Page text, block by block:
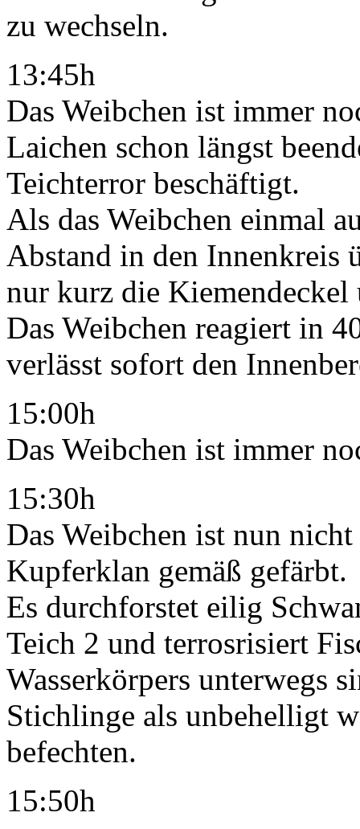
zu wechseln.
13:45h
Das Weibchen ist immer
Laichen schon längst
Teichterror beschäftigt.
Als das Weibchen einmal
Abstand in den Innenkreis
nur kurz die Kiemendeckel
Das Weibchen reagiert in
verlässt sofort den
15:00h
Das Weibchen ist immer
15:30h
Das Weibchen ist nun
Kupferklan gemäß gefärbt.
Es durchforstet eilig
Teich 2 und terrosrisiert
Wasserkörpers unterwegs
Stichlinge als unbehelligt
befechten.
15:50h